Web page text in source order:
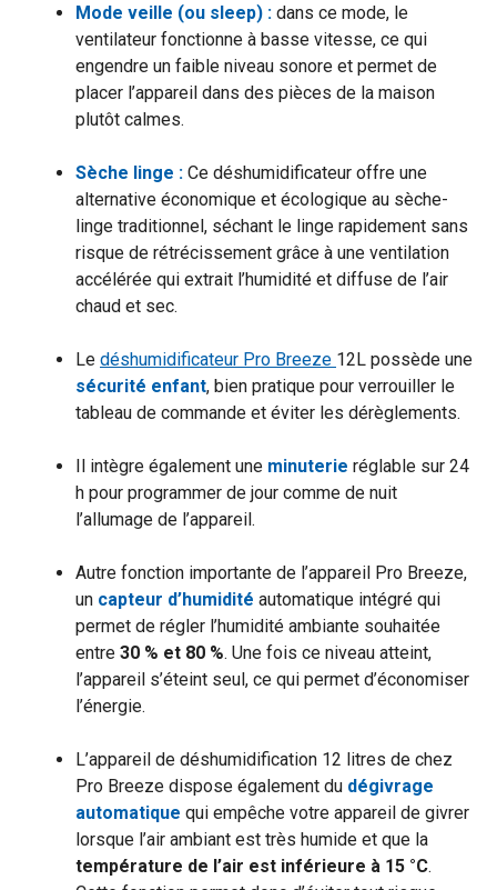
Mode veille (ou sleep) : dans ce mode, le
ventilateur fonctionne à basse vitesse, ce qui
engendre un faible niveau sonore et permet de
placer l’appareil dans des pièces de la maison
plutôt calmes.
Sèche linge : Ce déshumidificateur offre une
alternative économique et écologique au sèche-
linge traditionnel, séchant le linge rapidement sans
risque de rétrécissement grâce à une ventilation
accélérée qui extrait l’humidité et diffuse de l’air
chaud et sec.
Le déshumidificateur Pro Breeze 12L possède une
sécurité enfant, bien pratique pour verrouiller le
tableau de commande et éviter les dérèglements.
Il intègre également une minuterie réglable sur 24
h pour programmer de jour comme de nuit
l’allumage de l’appareil.
Autre fonction importante de l’appareil Pro Breeze,
un capteur d’humidité automatique intégré qui
permet de régler l’humidité ambiante souhaitée
entre 30 % et 80 %. Une fois ce niveau atteint,
l’appareil s’éteint seul, ce qui permet d’économiser
l’énergie.
L’appareil de déshumidification 12 litres de chez
Pro Breeze dispose également du dégivrage
automatique qui empêche votre appareil de givrer
lorsque l’air ambiant est très humide et que la
température de l’air est inférieure à 15 °C.